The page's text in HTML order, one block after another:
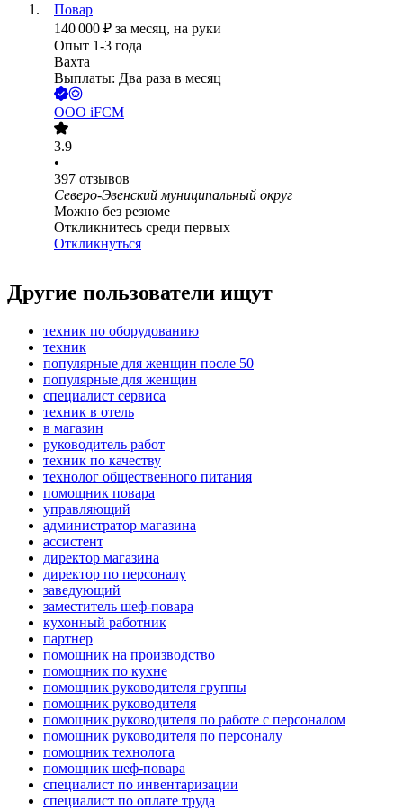
Повар
140 000 ₽ за месяц, на руки
Опыт 1-3 года
Вахта
Выплаты: Два раза в месяц
ООО iFCM
3.9
•
397 отзывов
Северо-Эвенский муниципальный округ
Можно без резюме
Откликнитесь среди первых
Откликнуться
Другие пользователи ищут
техник по оборудованию
техник
популярные для женщин после 50
популярные для женщин
специалист сервиса
техник в отель
в магазин
руководитель работ
техник по качеству
технолог общественного питания
помощник повара
управляющий
администратор магазина
ассистент
директор магазина
директор по персоналу
заведующий
заместитель шеф-повара
кухонный работник
партнер
помощник на производство
помощник по кухне
помощник руководителя группы
помощник руководителя
помощник руководителя по работе с персоналом
помощник руководителя по персоналу
помощник технолога
помощник шеф-повара
специалист по инвентаризации
специалист по оплате труда